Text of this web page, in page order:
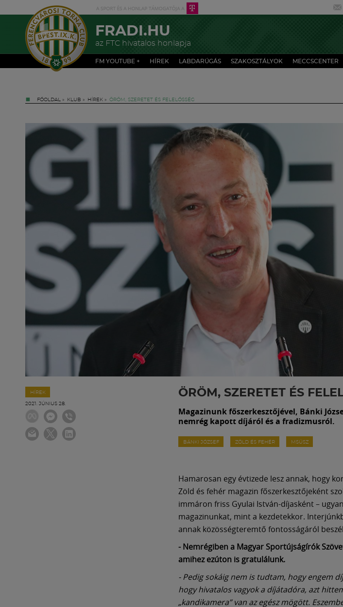
FRADI.HU
az FTC hivatalos honlapja
FM YOUTUBE + HÍREK LABDARÚGÁS SZAKOSZTÁLYOK MECCSCENTER
FŐOLDAL » KLUB » HÍREK » ÖRÖM, SZERETET ÉS FELELŐSSÉG
HÍREK
2021. JÚNIUS 28.
ÖRÖM, SZERETET ÉS
Magazinunk főszerkesztőjével, Bánki
nemrég kapott díjáról és a fradizmusról.
BÁNKI JÓZSEF ZÖLD ÉS FEHÉR MSÚSZ
Hamarosan egy évtizede lesz annak, hogy
Zöld és fehér magazin főszerkesztőjeként
immáron friss Gyulai István-díjasként –
magazinunkat, mint a kezdetekkor.
annak közösségteremtő fontosságáról
- Nemrégiben a Magyar Sportújságírók
amihez ezúton is gratulálunk.
- Pedig sokáig nem is tudtam, hogy engem
hogy hivatalos vagyok a díjátadóra, azt
„kandikamera” van az egész mögött.